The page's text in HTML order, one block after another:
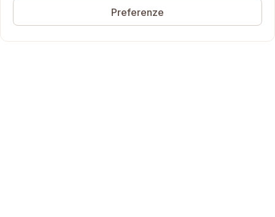
Preferenze